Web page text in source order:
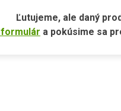
Ľutujeme, ale daný
a pokúsime sa